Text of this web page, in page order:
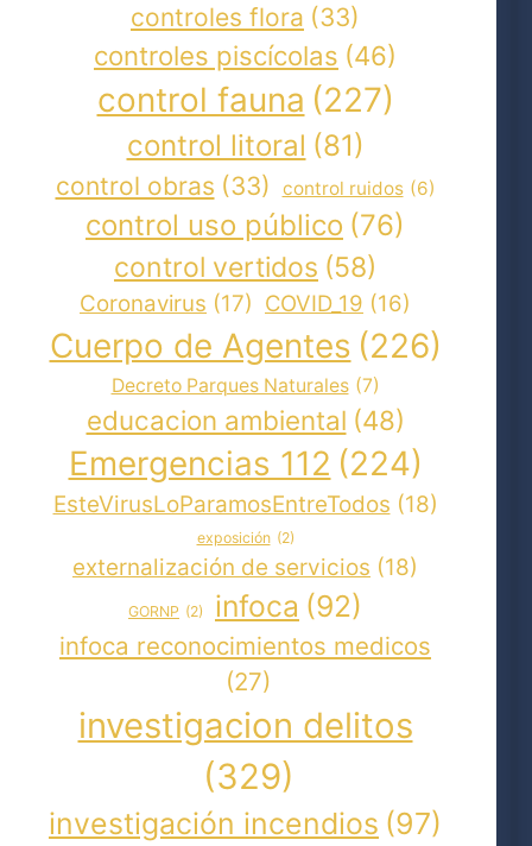
controles flora (33)
controles piscícolas (46)
control fauna (227)
control litoral (81)
control obras (33) control ruidos (6)
control uso público (76)
control vertidos (58)
Coronavirus (17) COVID_19 (16)
Cuerpo de Agentes (226)
Decreto Parques Naturales (7)
educacion ambiental (48)
Emergencias 112 (224)
EsteVirusLoParamosEntreTodos (18)
exposición (2)
externalización de servicios (18)
GORNP (2) infoca (92)
infoca reconocimientos medicos
(27)
investigacion delitos
(329)
investigación incendios (97)